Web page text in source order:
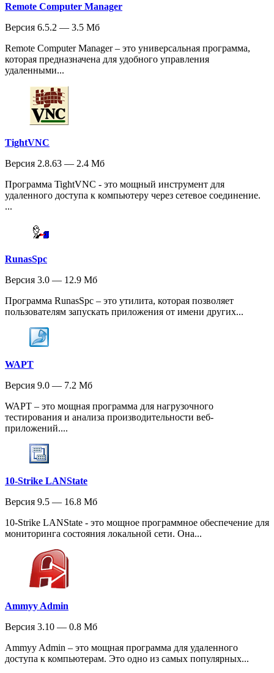
Remote Computer Manager
Версия 6.5.2 — 3.5 Мб
Remote Computer Manager – это универсальная программа,
которая предназначена для удобного управления
удаленными...
TightVNC
Версия 2.8.63 — 2.4 Мб
Программа TightVNC - это мощный инструмент для
удаленного доступа к компьютеру через сетевое соединение.
...
RunasSpc
Версия 3.0 — 12.9 Мб
Программа RunasSpc – это утилита, которая позволяет
пользователям запускать приложения от имени других...
WAPT
Версия 9.0 — 7.2 Мб
WAPT – это мощная программа для нагрузочного
тестирования и анализа производительности веб-
приложений....
10-Strike LANState
Версия 9.5 — 16.8 Мб
10-Strike LANState - это мощное программное обеспечение для
мониторинга состояния локальной сети. Она...
Ammyy Admin
Версия 3.10 — 0.8 Мб
Ammyy Admin – это мощная программа для удаленного
доступа к компьютерам. Это одно из самых популярных...